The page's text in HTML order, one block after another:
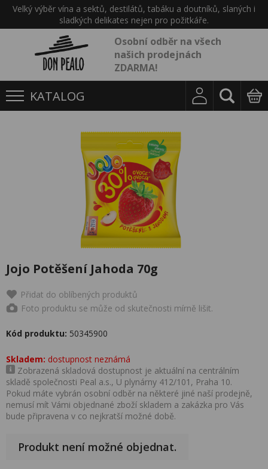
Velký výběr vína a sektů, destilátů, tabáku a doutníků, slaných i
sladkých delikates nejen pro požitkáře.
Osobní odběr na všech
našich prodejnách
ZDARMA!
KATALOG
Jojo Potěšení Jahoda 70g
Přidat do oblíbených produktů
Foto produktu se může od skutečnosti mírně lišit.
Kód produktu: 50345900
Skladem: dostupnost neznámá
Zobrazená skladová dostupnost je aktuální na centrálním
skladě společnosti Peal a.s., U plynárny 412/101, Praha 10.
Pokud máte vybrán osobní odběr na některé jiné naší prodejně,
nemusí mít Vámi objednané zboží skladem a zakázka pro Vás
bude připravena v co nejkratší možné době.
Produkt není možné objednat.